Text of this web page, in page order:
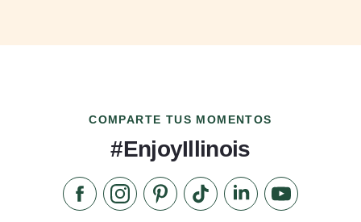
COMPARTE TUS MOMENTOS
#EnjoyIllinois
Síganos en Facebook
Síganos en Instagram
Visite nuestro Pinterest
Síganos en TikTok
Síganos en LinkedIn
Suscríbase a